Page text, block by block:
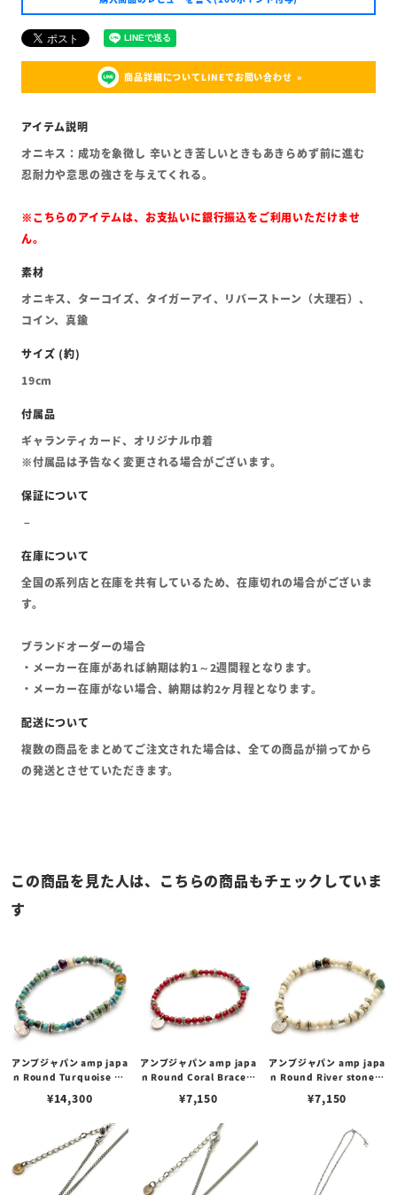
商品詳細についてLINEでお問い合わせ
オニキス：成功を象徴し 辛いとき苦しいときもあきらめず前に進む
忍耐力や意思の強さを与えてくれる。
※こちらのアイテムは、お支払いに銀行振込をご利用いただけませ
ん。
オニキス、ターコイズ、タイガーアイ、リバーストーン（大理石）、
コイン、真鍮
19cm
ギャランティカード、オリジナル巾着
※付属品は予告なく変更される場合がございます。
全国の系列店と在庫を共有しているため、在庫切れの場合がございま
す。
ブランドオーダーの場合
・メーカー在庫があれば納期は約1～2週間程となります。
・メーカー在庫がない場合、納期は約2ヶ月程となります。
複数の商品をまとめてご注文された場合は、全ての商品が揃ってから
の発送とさせていただきます。
この商品を見た人は、こちらの商品もチェックしていま
す
アンプジャパン amp japa
n Round Turquoise Br
ズ ブレスレット
¥14,300
アンプジャパン amp japa
n Round Coral Bracele
レット
¥7,150
アンプジャパン amp japa
n Round River stone B
トーン ブレスレット
¥7,150